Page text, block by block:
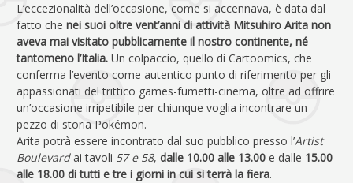
L’eccezionalità dell’occasione, come si accennava, è data dal
fatto che nei suoi oltre vent’anni di attività Mitsuhiro Arita non
aveva mai visitato pubblicamente il nostro continente, né
tantomeno l’Italia. Un colpaccio, quello di Cartoomics, che
conferma l’evento come autentico punto di riferimento per gli
appassionati del trittico games-fumetti-cinema, oltre ad offrire
un’occasione irripetibile per chiunque voglia incontrare un
pezzo di storia Pokémon.
Arita potrà essere incontrato dal suo pubblico presso l’Artist
Boulevardai tavoli 57 e 58, dalle 10.00 alle 13.00 e dalle 15.00
alle 18.00 di tutti e tre i giorni in cui si terrà la fiera.